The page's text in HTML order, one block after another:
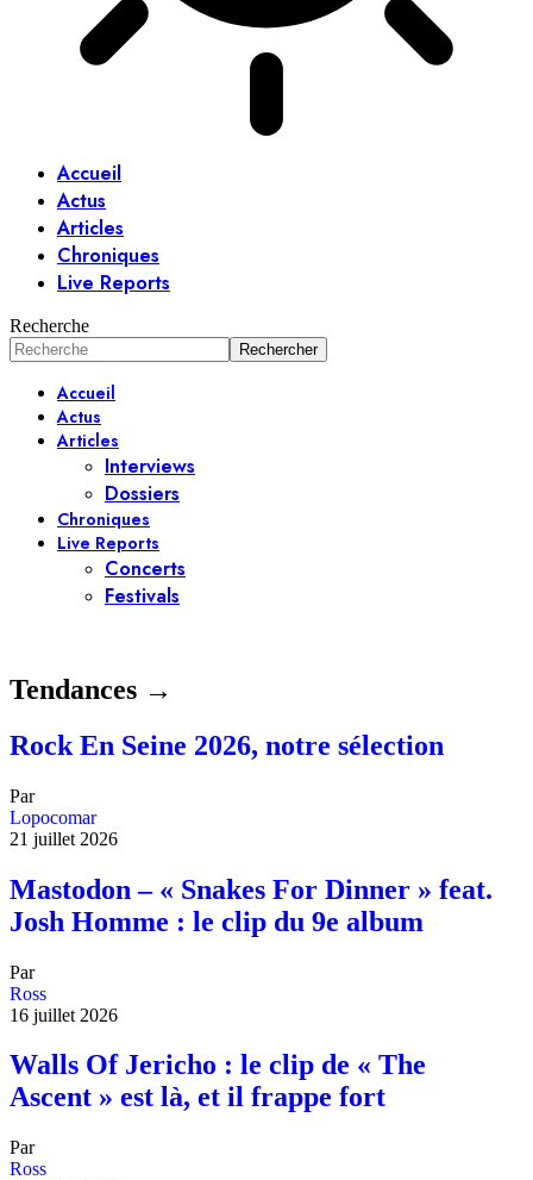
Accueil
Actus
Articles
Chroniques
Live Reports
Recherche
Accueil
Actus
Articles
Interviews
Dossiers
Chroniques
Live Reports
Concerts
Festivals
Tendances →
Rock En Seine 2026, notre sélection
Par
Lopocomar
21 juillet 2026
Mastodon – « Snakes For Dinner » feat.
Josh Homme : le clip du 9e album
Par
Ross
16 juillet 2026
Walls Of Jericho : le clip de « The
Ascent » est là, et il frappe fort
Par
Ross